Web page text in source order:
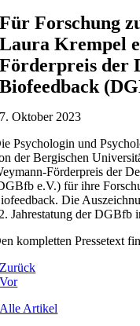
Für Forschung
Laura Krempel
Förderpreis der
Biofeedback
7. Oktober 2023
Psychologin und
der Bergischen
Förderpreis der
e.V.) für ihre
Die
Jahrestatung der DGBfb
kompletten Pressetext
Zurück
Vor
Alle Artikel